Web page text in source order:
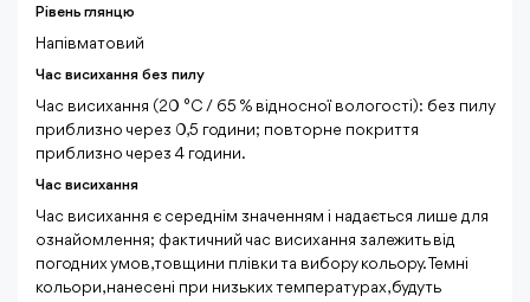
Рівень глянцю
Напівматовий
Час висихання без пилу
Час висихання (20 °C / 65 % відносної вологості): без пилу
приблизно через 0,5 години; повторне покриття
приблизно через 4 години.
Час висихання
Час висихання є середнім значенням і надається лише для
ознайомлення; фактичний час висихання залежить від
погодних умов, товщини плівки та вибору кольору. Темні
кольори, нанесені при низьких температурах, будуть